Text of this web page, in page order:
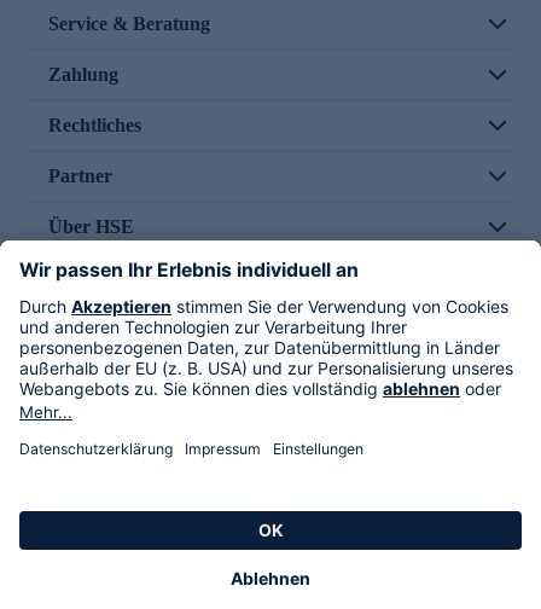
Service & Beratung
Zahlung
Rechtliches
Partner
Über HSE
Im TV
HSE International